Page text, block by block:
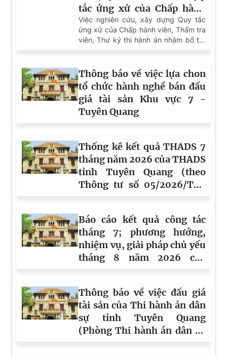
tắc ứng xử của Chấp hành
viên, Thẩm tra viên và Thư
ký thi hành án
Việc nghiên cứu, xây dựng Quy tắc
ứng xử của Chấp hành viên, Thẩm tra
viên, Thư ký thi hành án nhằm bổ trợ
cho hệ thống pháp luật hiện hành,
Chấp hành viên, Thẩm tra viên và Thư
ký thi hành án trong hệ thống Thi
hành án dân sự (THADS), góp phần
phòng ngừa vi phạm, nâng cao chất
lượng công việc, xây dựng hình ảnh
đáp ứng yêu cầu nhiệm vụ trong tình
hình mới.
Thông báo về việc lựa chon
tổ chức hành nghề bán đấu
giá tài sản Khu vực 7 -
Tuyên Quang
Thống kê kết quả THADS 7
tháng năm 2026 của THADS
tỉnh Tuyên Quang (theo
Thông tư số 05/2026/TT-
BTP)
Báo cáo kết quả công tác
tháng 7; phương hướng,
nhiệm vụ, giải pháp chủ yếu
tháng 8 năm 2026 của
THADS tỉnh Tuyên Quang
Thông báo về việc đấu giá
tài sản của Thi hành án dân
sự tỉnh Tuyên Quang
(Phòng Thi hành án dân sự
Khu vực 6) - Vụ ông Xin Văn